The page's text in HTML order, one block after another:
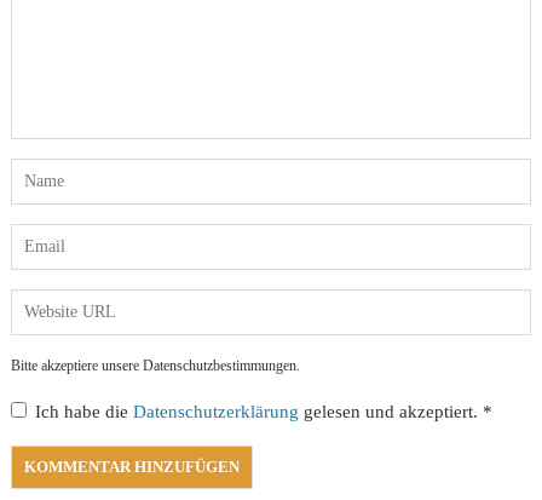
Bitte akzeptiere unsere Datenschutzbestimmungen.
Ich habe dieDatenschutzerklärung gelesen und akzeptiert. *